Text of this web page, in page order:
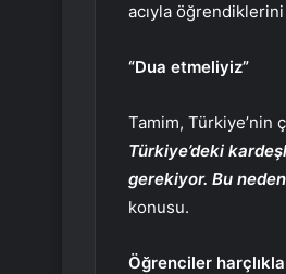
acıyla
“Dua etmeliyiz”
Tamim,
Türkiye’deki
gerekiyor. Bu
konusu.
Öğrenciler